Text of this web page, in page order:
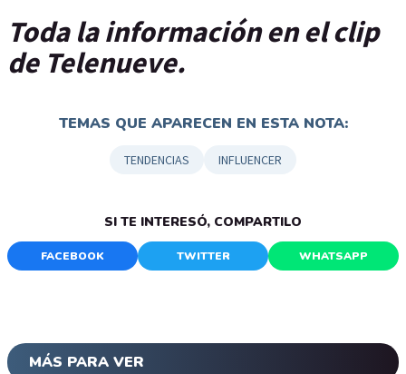
Toda la información en el clip
de Telenueve.
TEMAS QUE APARECEN EN ESTA NOTA:
TENDENCIAS INFLUENCER
SI TE INTERESÓ, COMPARTILO
FACEBOOK TWITTER WHATSAPP
MÁS PARA VER